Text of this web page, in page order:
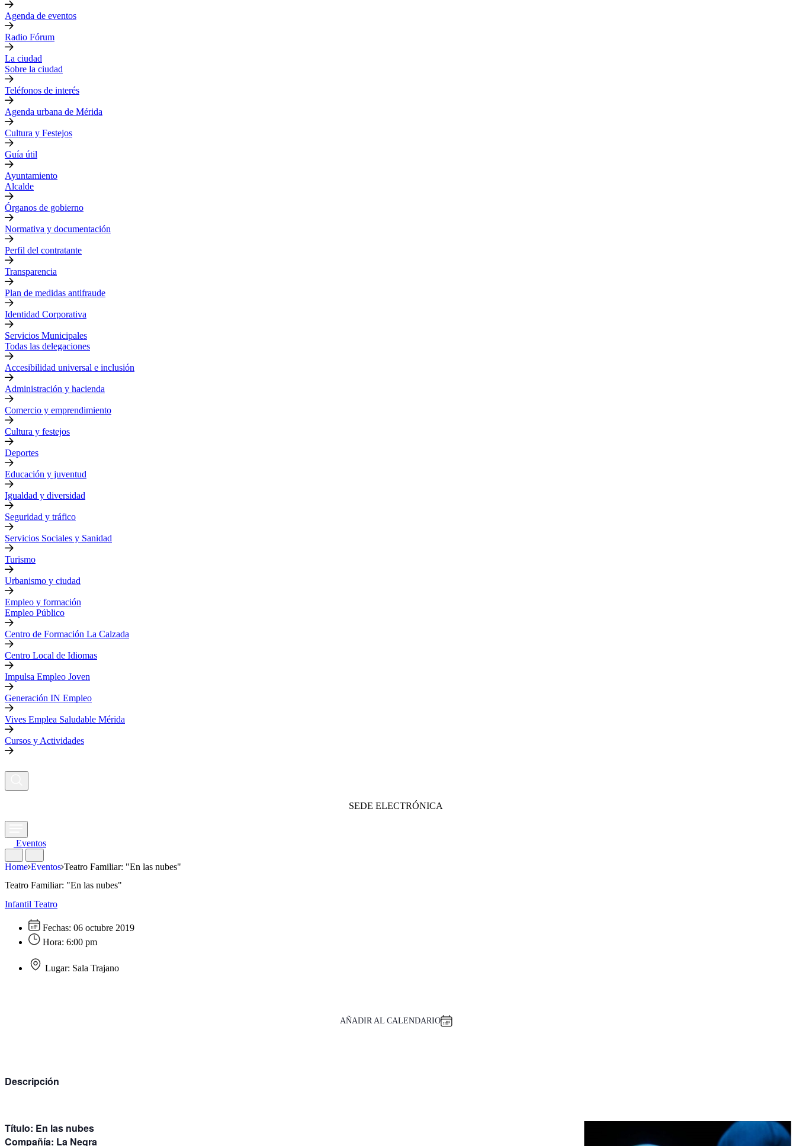
Agenda de eventos
Radio Fórum
La ciudad
Sobre la ciudad
Teléfonos de interés
Agenda urbana de Mérida
Cultura y Festejos
Guía útil
Ayuntamiento
Alcalde
Órganos de gobierno
Normativa y documentación
Perfil del contratante
Transparencia
Plan de medidas antifraude
Identidad Corporativa
Servicios Municipales
Todas las delegaciones
Accesibilidad universal e inclusión
Administración y hacienda
Comercio y emprendimiento
Cultura y festejos
Deportes
Educación y juventud
Igualdad y diversidad
Seguridad y tráfico
Servicios Sociales y Sanidad
Turismo
Urbanismo y ciudad
Empleo y formación
Empleo Público
Centro de Formación La Calzada
Centro Local de Idiomas
Impulsa Empleo Joven
Generación IN Empleo
Vives Emplea Saludable Mérida
Cursos y Actividades
SEDE ELECTRÓNICA
Eventos
Home Eventos Teatro Familiar: "En las nubes"
Teatro Familiar: "En las nubes"
Infantil Teatro
Fechas: 06 octubre 2019
Hora: 6:00 pm
Lugar: Sala Trajano
AÑADIR AL CALENDARIO
Descripción
Título: En las nubes
Compañía: La Negra